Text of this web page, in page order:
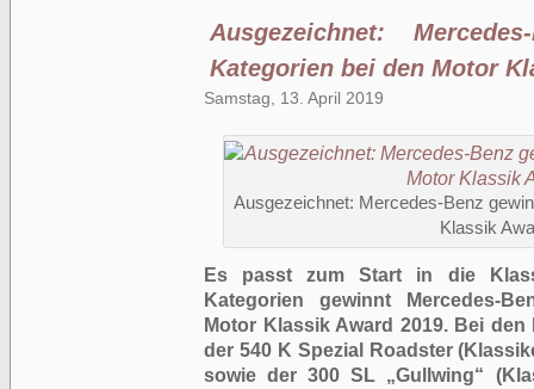
Ausgezeichnet:
Kategorien bei den Motor
Samstag, 13. April 2019
Ausgezeichnet: Mercedes-Benz
Klassik
Es passt zum Start in die
Kategorien gewinnt Mercedes-
Motor Klassik Award 2019. Bei
der 540 K Spezial Roadster
sowie der 300 SL „Gullwing“